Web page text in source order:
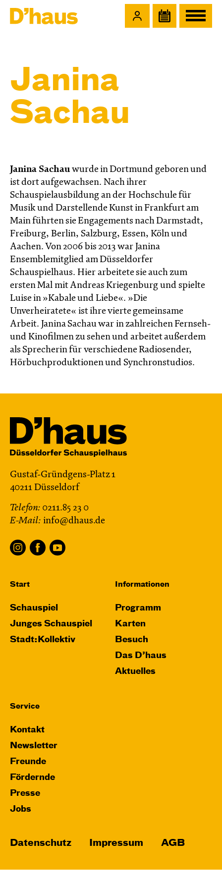
Janina
Sachau
Janina Sachau wurde in Dortmund geboren und
ist dort aufgewachsen. Nach ihrer
Schauspielausbildung an der Hochschule für
Musik und Darstellende Kunst in Frankfurt am
Main führten sie Engagements nach Darmstadt,
Freiburg, Berlin, Salzburg, Essen, Köln und
Aachen. Von 2006 bis 2013 war Janina
Ensemblemitglied am Düsseldorfer
Schauspielhaus. Hier arbeitete sie auch zum
ersten Mal mit Andreas Kriegenburg und spielte
Luise in »Kabale und Liebe«. »Die
Unverheiratete« ist ihre vierte gemeinsame
Arbeit. Janina Sachau war in zahlreichen Fernseh-
und Kinofilmen zu sehen und arbeitet außerdem
als Sprecherin für verschiedene Radiosender,
Hörbuchproduktionen und Synchronstudios.
Gustaf-Gründgens-Platz 1
40211 Düsseldorf
Telefon: 0211.85 23 0
E-Mail: info@dhaus.de
Start
Schauspiel
Junges Schauspiel
Stadt:Kollektiv
Informationen
Programm
Karten
Besuch
Das D’haus
Aktuelles
Service
Kontakt
Newsletter
Freunde
Fördernde
Presse
Jobs
Datenschutz Impressum AGB